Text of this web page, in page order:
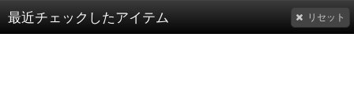
最近チェックしたアイテム リセット